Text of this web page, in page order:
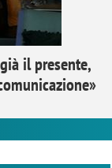
il presente,